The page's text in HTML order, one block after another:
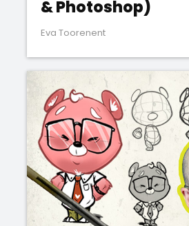
& Photoshop)
Eva Toorenent